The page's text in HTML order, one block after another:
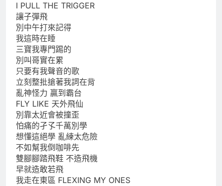
I PULL THE TRIGGER
讓子彈飛
別中午打來記得
我這時在睡
三寶我專門踢的
別叫哥實在累
只要有我聲音的歌
立刻整批搶著我詞在背
亂神怪力 贏到霸台
FLY LIKE 天外飛仙
別靠太近會被撞歪
怕痛的孑孓千萬別學
想懂這絕學 亂練太危險
不如幫我倒咖啡先
雙腳腳踏飛鞋 不造飛機
早就造敢若飛
我走在東區 FLEXING MY ONES